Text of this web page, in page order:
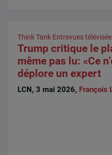
Think Tank Entrevues
Trump critique le
même pas lu: «Ce
déplore un expert
LCN, 3 mai 2026, François